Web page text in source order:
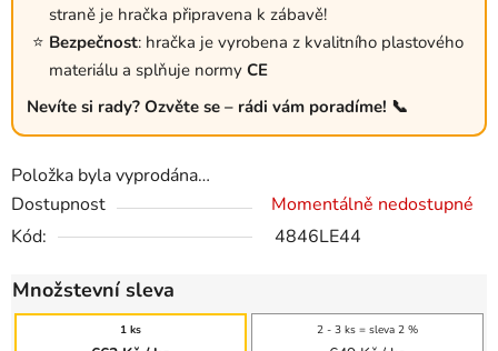
straně je hračka připravena k zábavě!
Bezpečnost: hračka je vyrobena z kvalitního plastového
materiálu a splňuje normy CE
Nevíte si rady? Ozvěte se – rádi vám poradíme! 📞
Položka byla vyprodána…
Dostupnost
Momentálně nedostupné
Kód:
4846LE44
Množstevní sleva
1 ks 2 - 3 ks = sleva 2 %